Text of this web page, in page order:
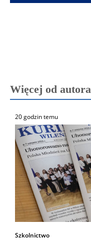
Więcej od autora
20 godzin temu
Szkolnictwo